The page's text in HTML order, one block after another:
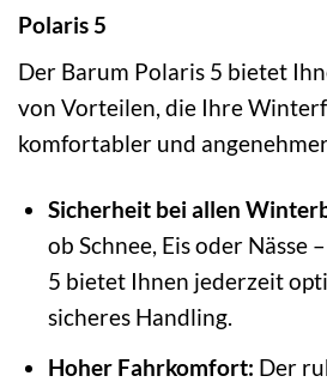
Polaris 5
Der Barum Polaris 5 bietet
von Vorteilen, die Ihre
komfortabler und
Sicherheit bei allen
ob Schnee, Eis oder Nässe
5 bietet Ihnen jederzeit
sicheres Handling.
Hoher Fahrkomfort: Der